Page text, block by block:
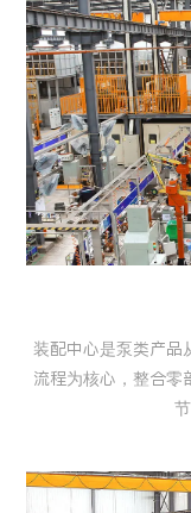
装配中心是泵类产品
流程为核心，整合零